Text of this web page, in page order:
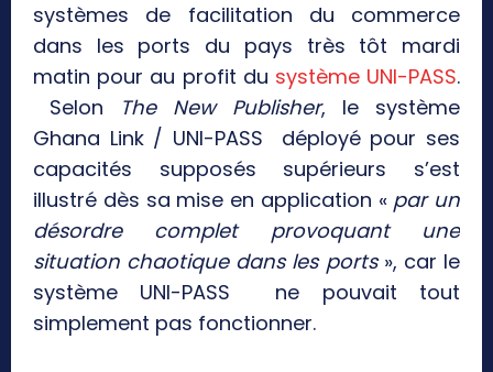
systèmes de facilitation du commerce
dans les ports du pays très tôt mardi
matin pour au profit du système UNI-PASS.
Selon
The New Publisher, le système
Ghana Link / UNI-PASS déployé pour ses
capacités supposés supérieurs s’est
illustré dès sa mise en application « par un
désordre complet provoquant une
situation chaotique dans les ports», car le
système UNI-PASS ne pouvait tout
simplement pas fonctionner.